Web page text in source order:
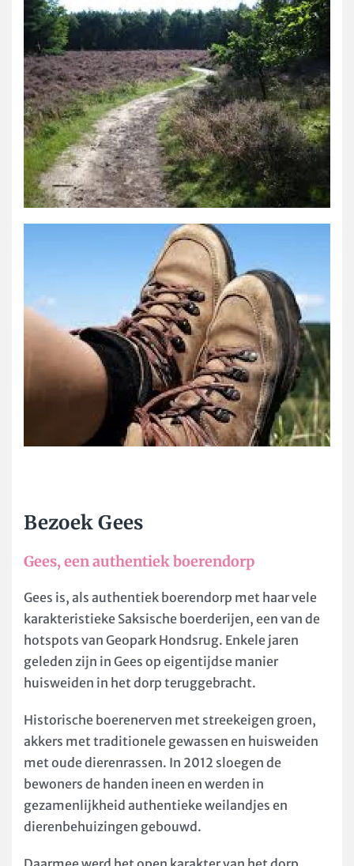
Bezoek Gees
Gees, een authentiek boerendorp
Gees is, als authentiek boerendorp met haar vele
karakteristieke Saksische boerderijen, een van de
hotspots van Geopark Hondsrug. Enkele jaren
geleden zijn in Gees op eigentijdse manier
huisweiden in het dorp teruggebracht.
Historische boerenerven met streekeigen groen,
akkers met traditionele gewassen en huisweiden
met oude dierenrassen. In 2012 sloegen de
bewoners de handen ineen en werden in
gezamenlijkheid authentieke weilandjes en
dierenbehuizingen gebouwd.